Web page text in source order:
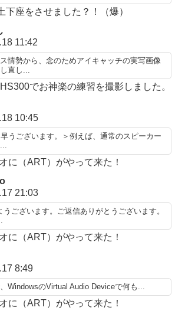
下座をさせました？！（爆）
11:42
情勢から、念のためアイキャッチの実写画像
直し...
でお神楽の練習を撮影しました。
10:45
うございます。＞例えば、通常のスピーカー
に（ART）がやって来た！
21:03
ございます。ご返信ありがとうございます。
に（ART）がやって来た！
8:49
WindowsのVirtual Audio Deviceで何も...
に（ART）がやって来た！